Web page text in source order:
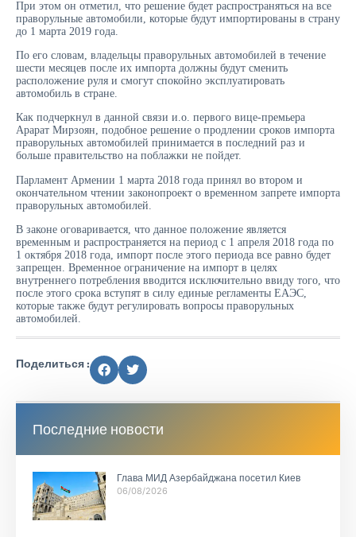
При этом он отметил, что решение будет распространяться на все
праворульные автомобили, которые будут импортированы в страну
до 1 марта 2019 года.
По его словам, владельцы праворульных автомобилей в течение
шести месяцев после их импорта должны будут сменить
расположение руля и смогут спокойно эксплуатировать
автомобиль в стране.
Как подчеркнул в данной связи и.о. первого вице-премьера
Арарат Мирзоян, подобное решение о продлении сроков импорта
праворульных автомобилей принимается в последний раз и
больше правительство на поблажки не пойдет.
Парламент Армении 1 марта 2018 года принял во втором и
окончательном чтении законопроект о временном запрете импорта
праворульных автомобилей.
В законе оговаривается, что данное положение является
временным и распространяется на период с 1 апреля 2018 года по
1 октября 2018 года, импорт после этого периода все равно будет
запрещен. Временное ограничение на импорт в целях
внутреннего потребления вводится исключительно ввиду того, что
после этого срока вступят в силу единые регламенты ЕАЭС,
которые также будут регулировать вопросы праворульных
автомобилей.
Поделиться :
Последние новости
Глава МИД Азербайджана посетил Киев
06/08/2026